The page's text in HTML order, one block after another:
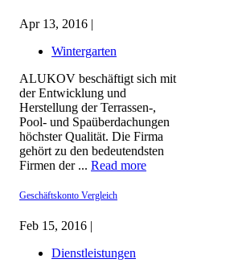
Apr 13, 2016 |
Wintergarten
ALUKOV beschäftigt sich mit
der Entwicklung und
Herstellung der Terrassen-,
Pool- und Spaüberdachungen
höchster Qualität. Die Firma
gehört zu den bedeutendsten
Firmen der ... Read more
Geschäftskonto Vergleich
Feb 15, 2016 |
Dienstleistungen